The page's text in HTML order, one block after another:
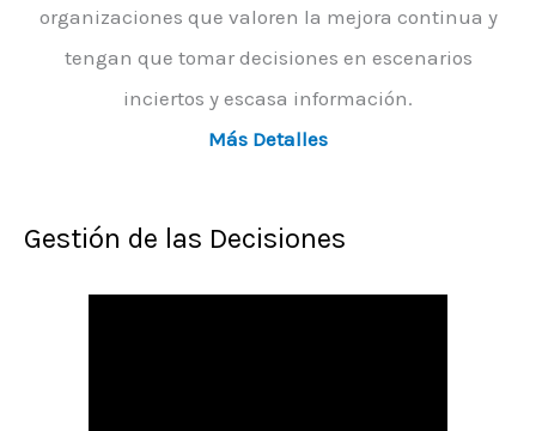
organizaciones que valoren la mejora continua y
tengan que tomar decisiones en escenarios
inciertos y escasa información.
Más Detalles
Gestión de las Decisiones